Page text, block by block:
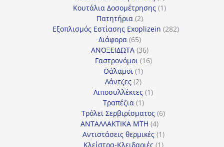
προϊόντα
Κουτάλια Δοσομέτρησης 11
Πατητήρια 22
προϊόντα
Εξοπλισμός Εστίασης Exoplizein 282282
Διάφορα 6565
προϊόντα
ΑΝΟΞΕΙΔΩΤΑ 3636
προϊόντα
Γαστρονόμοι 1616
Θάλαμοι 11
προϊόν
Λάντζες 22
προϊόντα
Λιποσυλλέκτες 11
Τραπέζια 11
προϊόν
Τρόλεϊ Σερβιρίσματος 66
ΑΝΤΑΛΛΑΚΤΙΚΑ MTH 44
προϊόντα
Αντιστάσεις θερμικές 11
προϊόν
Κλείστρα-Κλειδαριές 11